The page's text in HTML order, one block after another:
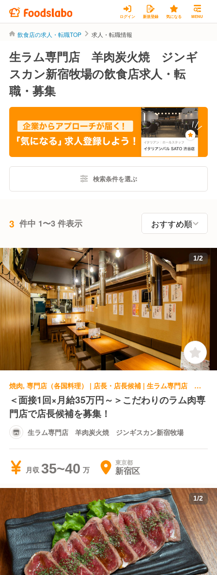
ログイン 新規登録 気になる MENU
飲食店の求人・転職TOP 求人・転職情報
生ラム専門店 羊肉炭火焼 ジンギ
スカン新宿牧場の飲食店求人・転
職・募集
検索条件を選ぶ
3 件中 1〜3 件表示
1/2
焼肉, 専門店（各国料理） | 店長・店長候補 | 生ラム専門店 羊肉炭火焼 ジンギスカン新宿牧場
＜面接1回×月給35万円～＞こだわりのラム肉専
門店で店長候補を募集！
生ラム専門店 羊肉炭火焼 ジンギスカン新宿牧場
月収 35~40 東京都
新宿区
1/2